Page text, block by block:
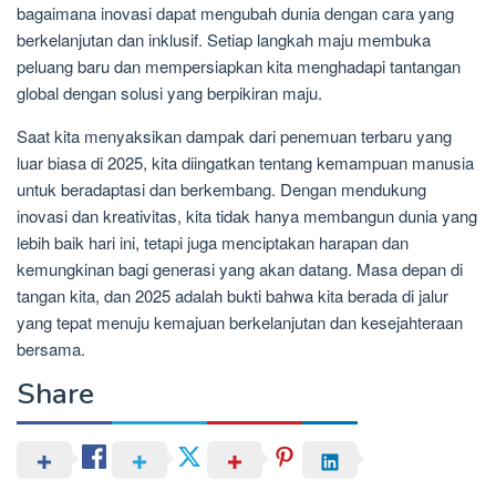
bagaimana inovasi dapat mengubah dunia dengan cara yang
berkelanjutan dan inklusif. Setiap langkah maju membuka
peluang baru dan mempersiapkan kita menghadapi tantangan
global dengan solusi yang berpikiran maju.
Saat kita menyaksikan dampak dari penemuan terbaru yang
luar biasa di 2025, kita diingatkan tentang kemampuan manusia
untuk beradaptasi dan berkembang. Dengan mendukung
inovasi dan kreativitas, kita tidak hanya membangun dunia yang
lebih baik hari ini, tetapi juga menciptakan harapan dan
kemungkinan bagi generasi yang akan datang. Masa depan di
tangan kita, dan 2025 adalah bukti bahwa kita berada di jalur
yang tepat menuju kemajuan berkelanjutan dan kesejahteraan
bersama.
Share